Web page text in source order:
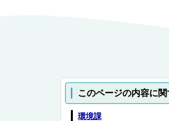
このページの内容に
環境課